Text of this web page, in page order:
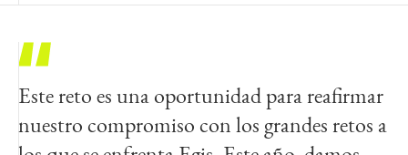
Este reto es una oportunidad para reafirmar
nuestro compromiso con los grandes retos a